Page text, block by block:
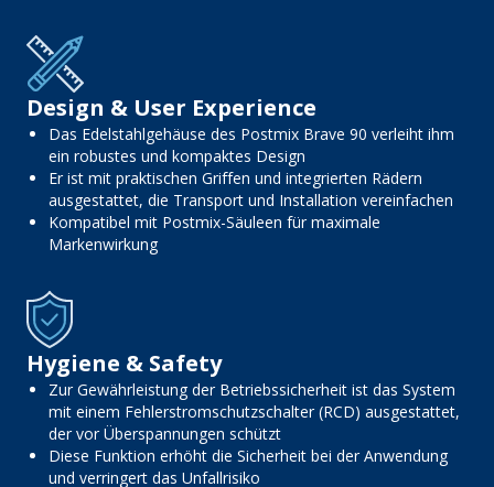
Design & User Experience
Das Edelstahlgehäuse des Postmix Brave 90 verleiht ihm
ein robustes und kompaktes Design
Er ist mit praktischen Griffen und integrierten Rädern
ausgestattet, die Transport und Installation vereinfachen
Kompatibel mit Postmix-Säuleen für maximale
Markenwirkung
Hygiene & Safety
Zur Gewährleistung der Betriebssicherheit ist das System
mit einem Fehlerstromschutzschalter (RCD) ausgestattet,
der vor Überspannungen schützt
Diese Funktion erhöht die Sicherheit bei der Anwendung
und verringert das Unfallrisiko